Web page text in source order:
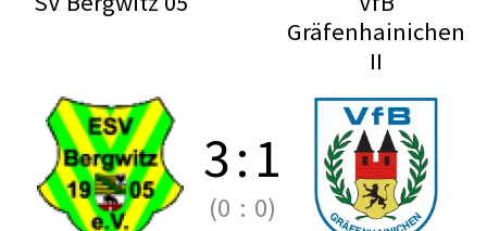
Gräfenhainichen
II
3:1
(0 : 0)